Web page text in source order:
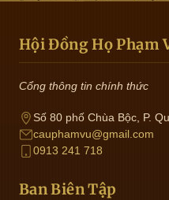
Hội Đồng Họ Phạm
Cổng thông tin chính thức
Số 80 phố Chùa Bộc, P.
cauphamvu@gmail.com
0913 241 718
Ban Biên Tập